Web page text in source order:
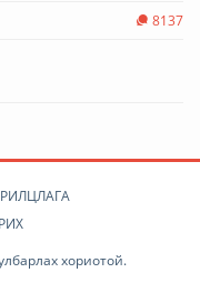
8137
хориотой.